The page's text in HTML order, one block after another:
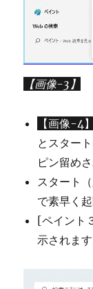
【画像-3】
【画像-4】
とスター
ピン留め
スタート
で素早く
[ペイント
示されます